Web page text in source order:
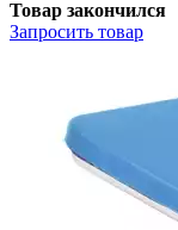
Товар закончился
Запросить товар